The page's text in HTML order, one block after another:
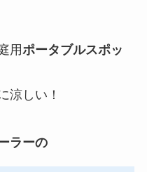
用ポータブルスポッ
涼しい！
ラーの